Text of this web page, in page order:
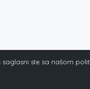
ste sa našom